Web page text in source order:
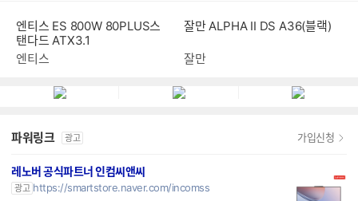
엔티스 ES 800W 80PLUS스
탠다드 ATX3.1
엔티스
잘만 ALPHA II DS A36(블랙)
잘만
파워링크 광고 가입신청
레노버 공식파트너 인컴씨앤씨
광고 https://smartstore.naver.com/incomss